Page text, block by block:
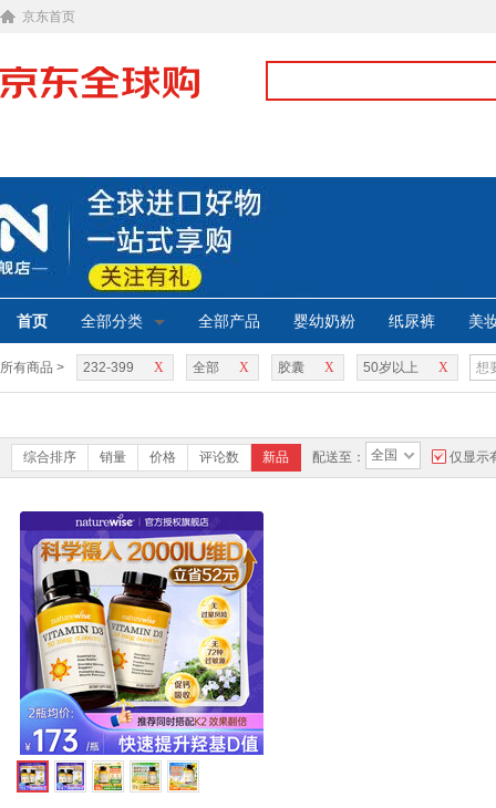
京东首页
首页 全部分类 全部产品 婴幼奶粉 纸尿裤 美
所有商品 > X
232-399 X
全部 X
胶囊 X
50岁以上
综合排序 销量 价格 评论数 新品 配送至： 全国 仅显示